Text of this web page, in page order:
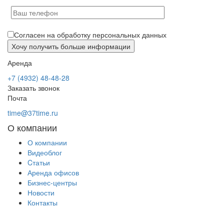
Согласен на обработку персональных данных
Аренда
+7 (4932) 48-48-28
Заказать звонок
Почта
time@37time.ru
О компании
О компании
Видеоблог
Cтатьи
Аренда офисов
Бизнес-центры
Новости
Контакты